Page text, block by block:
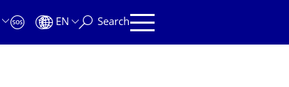
EN Search